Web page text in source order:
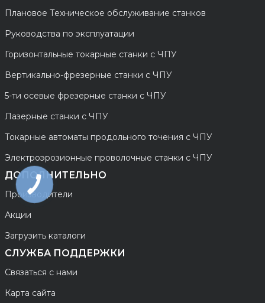
Плановое Техническое обслуживание станков
Руководства по эксплуатации
Горизонтальные токарные станки с ЧПУ
Вертикально-фрезерные станки с ЧПУ
5-ти осевые фрезерные станки с ЧПУ
Лазерные станки с ЧПУ
Токарные автоматы продольного точения с ЧПУ
Электроэрозионные проволочные станки с ЧПУ
ДОПОЛНИТЕЛЬНО
Производители
Акции
Загрузить каталоги
СЛУЖБА ПОДДЕРЖКИ
Связаться с нами
Карта сайта